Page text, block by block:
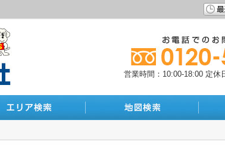
営業時間：10:00-18:00 定休